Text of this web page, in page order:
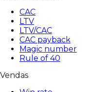
CAC
LTV
LTV/CAC
CAC payback
Magic number
Rule of 40
Vendas